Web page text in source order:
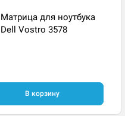
Матрица для ноутбука
Dell Vostro 3578
В корзину